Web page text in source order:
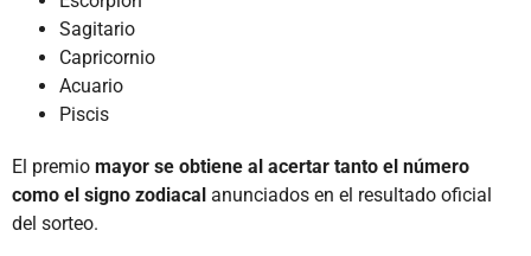
Sagitario
Capricornio
Acuario
Piscis
El premio mayor se obtiene al acertar tanto el número
como el signo zodiacal anunciados en el resultado oficial
del sorteo.